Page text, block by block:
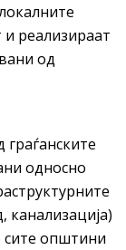
и реализираат
од
односно
сите општини